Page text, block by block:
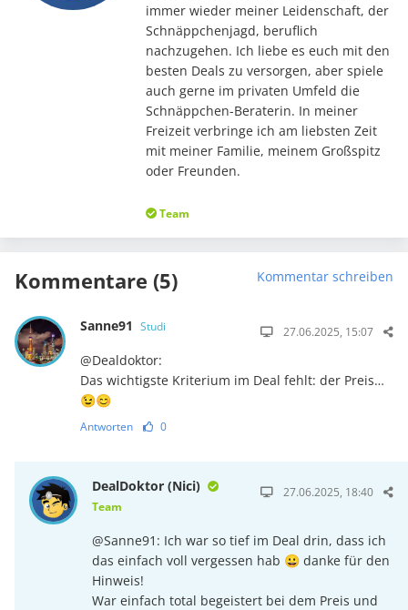
immer wieder meiner Leidenschaft, der
Schnäppchenjagd, beruflich
nachzugehen. Ich liebe es euch mit den
besten Deals zu versorgen, aber spiele
auch gerne im privaten Umfeld die
Schnäppchen-Beraterin. In meiner
Freizeit verbringe ich am liebsten Zeit
mit meiner Familie, meinem Großspitz
oder Freunden.
Team
Kommentare (5) Kommentar schreiben
Sanne91 Studi 27.06.2025, 15:07
@Dealdoktor:
Das wichtigste Kriterium im Deal fehlt: der Preis…
😉😊
Antworten 0
DealDoktor (Nici)
Team
27.06.2025, 18:40
@Sanne91: Ich war so tief im Deal drin, dass ich
das einfach voll vergessen hab 😀 danke für den
Hinweis!
War einfach total begeistert bei dem Preis und